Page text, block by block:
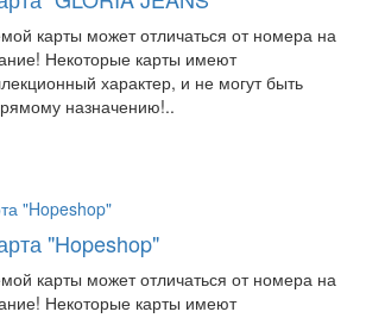
карты может отличаться от номера на
Некоторые карты имеют
характер, и не могут быть
назначению!..
"Hopeshop"
карты может отличаться от номера на
Некоторые карты имеют